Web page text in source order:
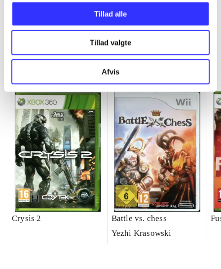
Tillad alle
Tillad valgte
Afvis
Minder om
Crysis 2
Battle vs. chess
Yezhi Krasowski